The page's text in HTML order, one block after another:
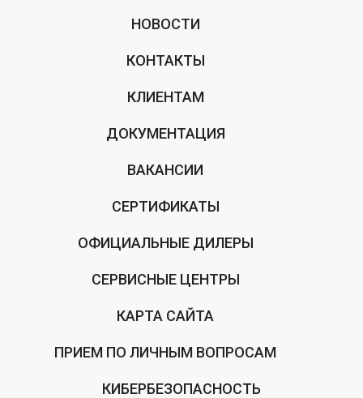
НОВОСТИ
КОНТАКТЫ
КЛИЕНТАМ
ДОКУМЕНТАЦИЯ
ВАКАНСИИ
СЕРТИФИКАТЫ
ОФИЦИАЛЬНЫЕ ДИЛЕРЫ
СЕРВИСНЫЕ ЦЕНТРЫ
КАРТА САЙТА
ПРИЕМ ПО ЛИЧНЫМ ВОПРОСАМ
КИБЕРБЕЗОПАСНОСТЬ